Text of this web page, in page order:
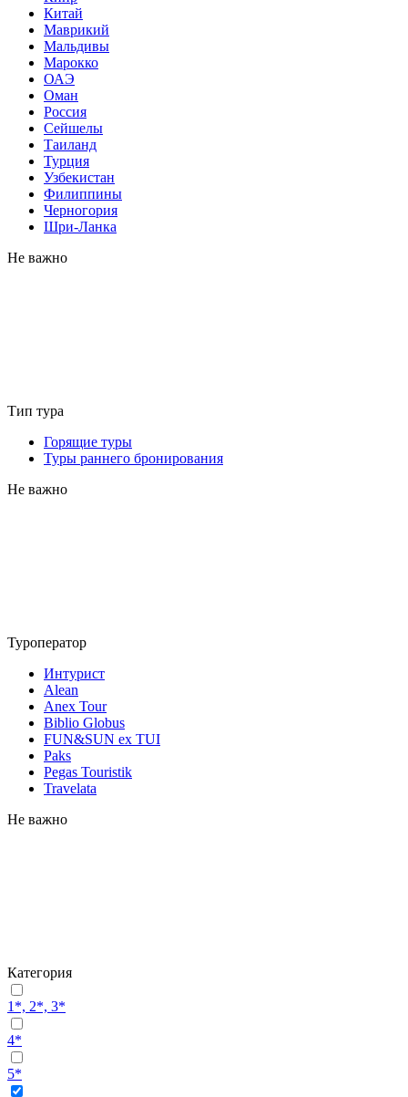
Китай
Маврикий
Мальдивы
Марокко
ОАЭ
Оман
Россия
Сейшелы
Таиланд
Турция
Узбекистан
Филиппины
Черногория
Шри-Ланка
Не важно
Тип тура
Горящие туры
Туры раннего бронирования
Не важно
Туроператор
Интурист
Alean
Anex Tour
Biblio Globus
FUN&SUN ex TUI
Paks
Pegas Touristik
Travelata
Не важно
Категория
1*, 2*, 3*
4*
5*